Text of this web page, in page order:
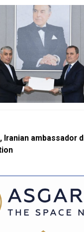
Iranian ambassador